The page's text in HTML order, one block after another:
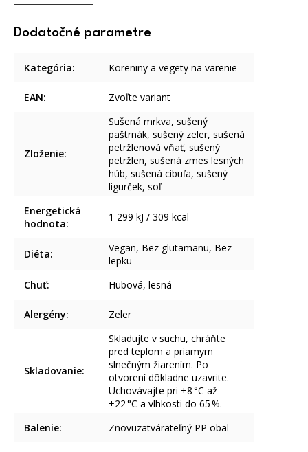
Dodatočné parametre
Kategória: Koreniny a vegety na varenie
EAN: Zvoľte variant
Zloženie:
Sušená mrkva, sušený
paštrnák, sušený zeler, sušená
petržlenová vňať, sušený
petržlen, sušená zmes lesných
húb, sušená cibuľa, sušený
ligurček, soľ
Energetická
hodnota:
1 299 kJ / 309 kcal
Diéta:
Vegan, Bez glutamanu, Bez
lepku
Chuť: Hubová, lesná
Alergény: Zeler
Skladovanie:
Skladujte v suchu, chráňte
pred teplom a priamym
slnečným žiarením. Po
otvorení dôkladne uzavrite.
Uchovávajte pri +8 °C až
+22 °C a vlhkosti do 65 %.
Balenie: Znovuzatvárateľný PP obal